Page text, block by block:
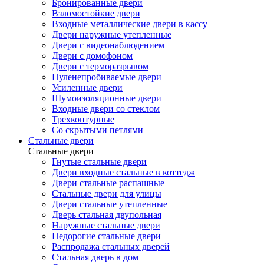
Бронированные двери
Взломостойкие двери
Входные металлические двери в кассу
Двери наружные утепленные
Двери с видеонаблюдением
Двери с домофоном
Двери с терморазрывом
Пуленепробиваемые двери
Усиленные двери
Шумоизоляционные двери
Входные двери со стеклом
Трехконтурные
Со скрытыми петлями
Стальные двери
Стальные двери
Гнутые стальные двери
Двери входные стальные в коттедж
Двери стальные распашные
Стальные двери для улицы
Двери стальные утепленные
Дверь стальная двупольная
Наружные стальные двери
Недорогие стальные двери
Распродажа стальных дверей
Стальная дверь в дом